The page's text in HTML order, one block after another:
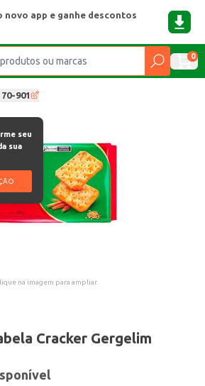
novo app e ganhe descontos
0
901
seu
sua
na imagem para ampliar.
Cracker Gergelim